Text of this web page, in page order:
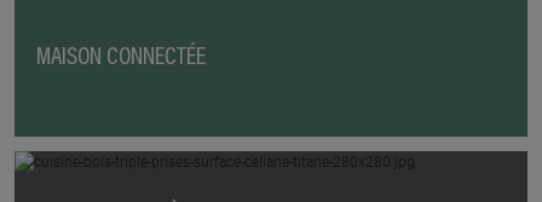
MAISON CONNECTÉE